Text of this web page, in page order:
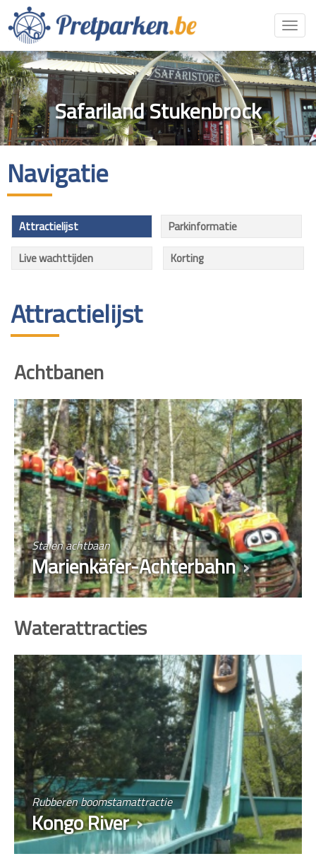
Safariland Stukenbrock
Navigatie
Attractielijst
Parkinformatie
Live wachttijden
Korting
Attractielijst
Achtbanen
Stalen achtbaan
Marienkäfer-Achterbahn
Waterattracties
Rubberen boomstamattractie
Kongo River